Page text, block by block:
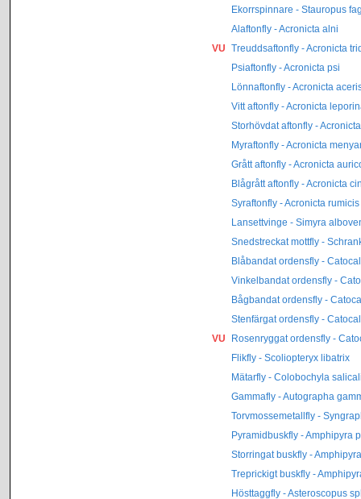
Ekorrspinnare - Stauropus
Alaftonfly - Acronicta alni
VU Treuddsaftonfly - Acronicta
Psiaftonfly - Acronicta psi
Lönnaftonfly - Acronicta
Vitt aftonfly - Acronicta
Storhövdat aftonfly -
Myraftonfly - Acronicta
Grått aftonfly - Acronicta
Blågrått aftonfly - Acronicta
Syraftonfly - Acronicta rumicis
Lansettvinge - Simyra
Snedstreckat mottfly -
Blåbandat ordensfly -
Vinkelbandat ordensfly -
Bågbandat ordensfly -
Stenfärgat ordensfly -
VU
Rosenryggat ordensfly -
Flikfly - Scoliopteryx libatrix
Mätarfly - Colobochyla
Gammafly - Autographa
Torvmossemetallfly -
Pyramidbuskfly - Amphipyra
Storringat buskfly -
Treprickigt buskfly -
Hösttaggfly - Asteroscopus